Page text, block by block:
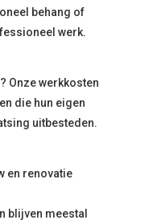
behang of
werk.
Onze werkkosten
die hun eigen
uitbesteden.
en renovatie
blijven meestal